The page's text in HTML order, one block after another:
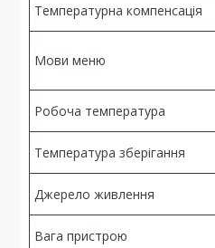
Температурна компенсація
Мови меню
Робоча температура
Температура зберігання
Джерело живлення
Вага пристрою